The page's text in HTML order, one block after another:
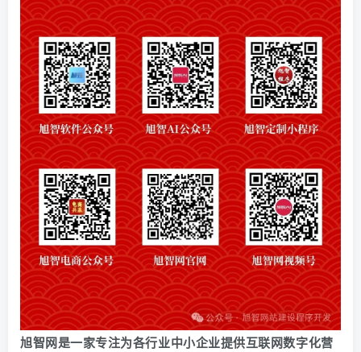
旭智网是一家专注为各行业中小企业提供互联网数字化营